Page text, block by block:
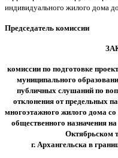
индивидуального жилого дома
Председатель
комиссии по подготовке
муниципального
публичных слушаний по
отклонения от предельных
многоэтажного жилого дома
общественного назначения
Октябрьском
г. Архангельска в